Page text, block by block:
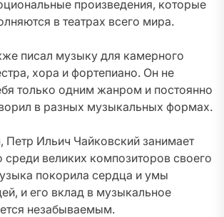
произведения, которые
в театрах всего мира.
писал музыку для камерного
хора и фортепиано. Он не
только одним жанром и постоянно
в разных музыкальных формах.
Петр Ильич Чайковский занимает
среди великих композиторов своего
покорила сердца и умы
и его вклад в музыкальное
незабываемым.